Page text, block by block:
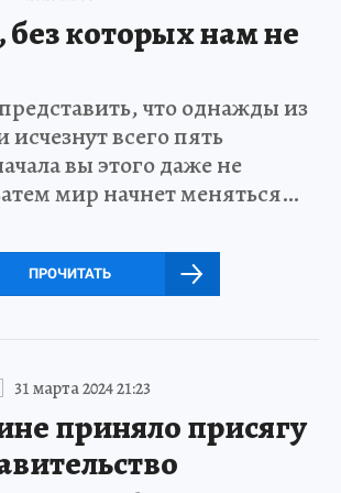
которых нам не
что однажды из
всего пять
вы этого даже не
мир начнет меняться…
ПРОЧИТАТЬ
31 марта 2024 21:23
приняло присягу